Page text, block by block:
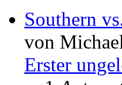
Southern
von
Erster